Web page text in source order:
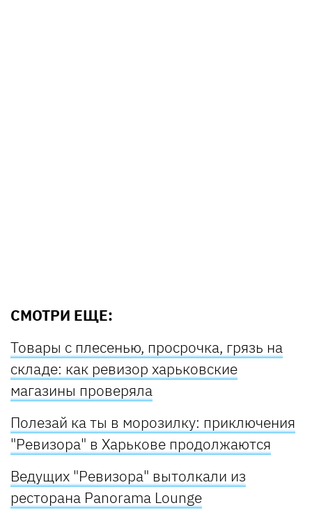
СМОТРИ ЕЩЕ:
Товары с плесенью, просрочка, грязь на
складе: как ревизор харьковские
магазины проверяла
Полезай ка ты в морозилку: приключения
"Ревизора" в Харькове продолжаются
Ведущих "Ревизора" вытолкали из
ресторана Panorama Lounge